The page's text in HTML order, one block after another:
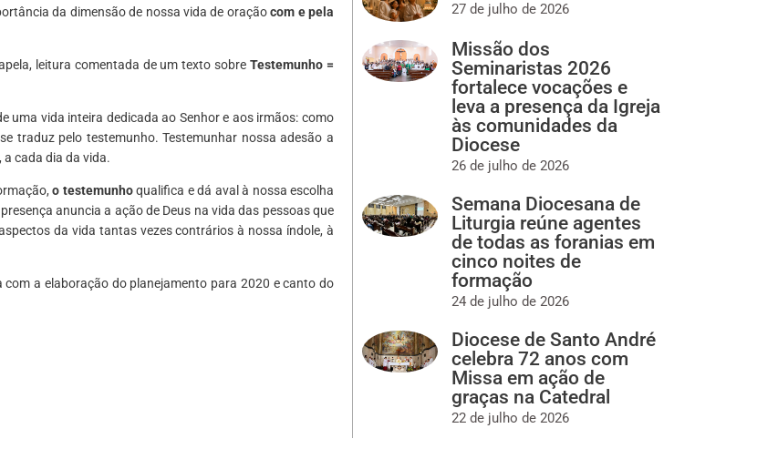
da dimensão de nossa vida de oraçãocom e pela
leitura comentada de um texto sobreTestemunho =
uma vida inteira dedicada ao Senhor e aos irmãos: como
traduz pelo testemunho. Testemunhar nossa adesão a
a cada dia da vida.
o testemunhoqualifica e dá aval à nossa escolha
anuncia a ação de Deus na vida das pessoas que
da vida tantas vezes contrários à nossa índole, à
a elaboração do planejamento para 2020 e canto do
27 de julho de 2026
Missão dos
Seminaristas 2026
fortalece vocações e
leva a presença da Igreja
às comunidades da
Diocese
26 de julho de 2026
Semana Diocesana de
Liturgia reúne agentes
de todas as foranias em
cinco noites de
formação
24 de julho de 2026
Diocese de Santo André
celebra 72 anos com
Missa em ação de
graças na Catedral
22 de julho de 2026